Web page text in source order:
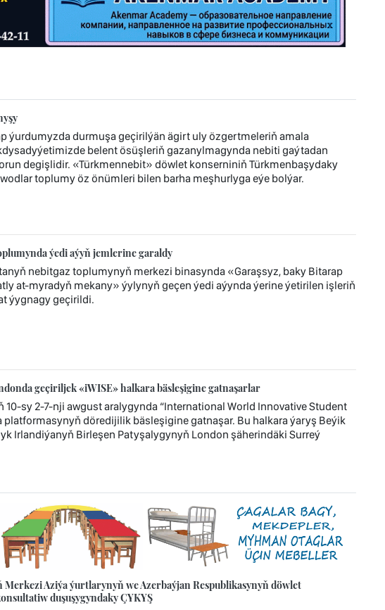
ýurdumyzda durmuşa geçirilýän ägirt uly özgertmeleriň amala
belent ösüşleriň gazanylmagynda nebiti gaýtadan
degişlidir. «Türkmennebit» döwlet konserniniň Türkmenbaşydaky
toplumy öz önümleri bilen barha meşhurlyga eýe bolýar.
ýedi aýyň jemlerine garaldy
nebitgaz toplumynyň merkezi binasynda «Garaşsyz, baky Bitarap
at-myradyň mekany» ýylynyň geçen ýedi aýynda ýerine ýetirilen işleriň
ýygnagy geçirildi.
geçiriljek «iWISE» halkara bäsleşigine gatnaşarlar
sy 2-7-nji awgust aralygynda “International World Innovative Student
platformasynyň döredijilik bäsleşigine gatnaşar. Bu halkara ýaryş Beýik
Irlandiýanyň Birleşen Patyşalygynyň London şäherindäki Surreý
Aziýa ýurtlarynyň we Azerbaýjan Respublikasynyň döwlet
duşuşygyndaky ÇYKYŞ